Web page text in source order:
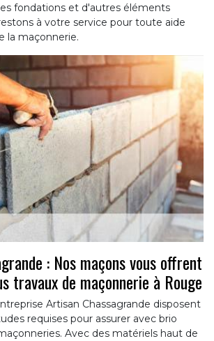
fondations et d'autres éléments
à votre service pour toute aide
la maçonnerie.
: Nos maçons vous offrent
travaux de maçonnerie à Rouge
Artisan Chassagrande disposent
requises pour assurer avec brio
Avec des matériels haut de